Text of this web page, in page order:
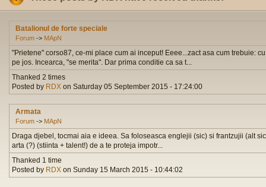
Batalionul de forte speciale
Forum -> MApN
"Prietene" corso87, ce-mi place cum ai inceput! Eeee...zact asa cum trebuie:
pe jos. Incearca, "se merita". Dar prima conditie ca sa t...
Thanked 2 times
Posted by RDX on Saturday 05 September 2015 - 17:24:00
Armata
Forum -> MApN
Draga djebel, tocmai aia e ideea. Sa foloseasca englejii (sic) si frantzujii (alt
arta (?) (stiinta + talent!) de a te proteja impotr...
Thanked 1 time
Posted by RDX on Sunday 15 March 2015 - 10:44:02